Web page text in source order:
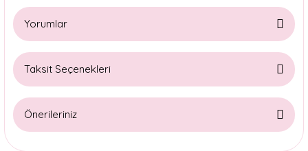
Yorumlar
Taksit Seçenekleri
Önerileriniz